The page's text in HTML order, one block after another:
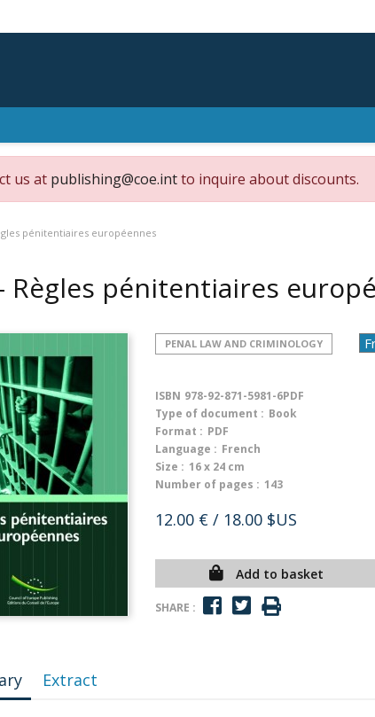
us at publishing@coe.intto inquire about discounts.
pénitentiaires européennes
Règles pénitentiaires
PENAL LAW AND CRIMINOLOGY
ISBN 978-92-871-5981-6PDF
Type of document : Book
Format : PDF
Language : French
Size : 16 x 24 cm
Number of pages : 143
12.00 € / 18.00 $US
Add to basket
SHARE :
Extract